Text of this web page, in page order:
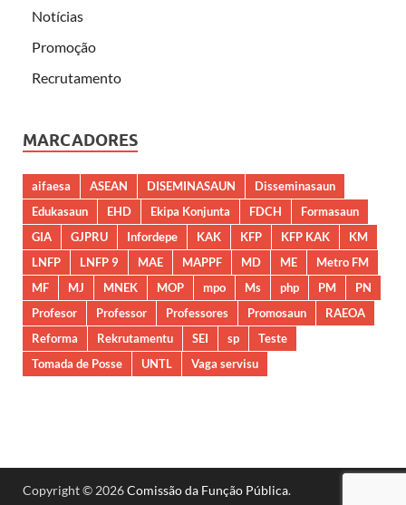
Notícias
Promoção
Recrutamento
MARCADORES
aifaesa ASEAN DISEMINASAUN
Disseminasaun
Edukasaun
EHD Ekipa Konjunta FDCH
Formasaun
GIA
GJPRU Infordepe KAK KFP KFP KAK
KM
LNFP
LNFP 9 MAE MAPPF MD ME
Metro FM
MF
MJ MNEK MOP mpo Ms php PM
PN
Profesor
Professor Professores Promosaun
RAEOA
Reforma
Rekrutamentu SEI sp
Teste
Tomada de Posse
UNTL Vaga servisu
Copyright © 2026Comissão da Função Pública.